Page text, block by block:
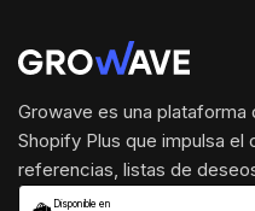
Growave es una
Shopify Plus que impulsa
referencias, listas de
Disponible en